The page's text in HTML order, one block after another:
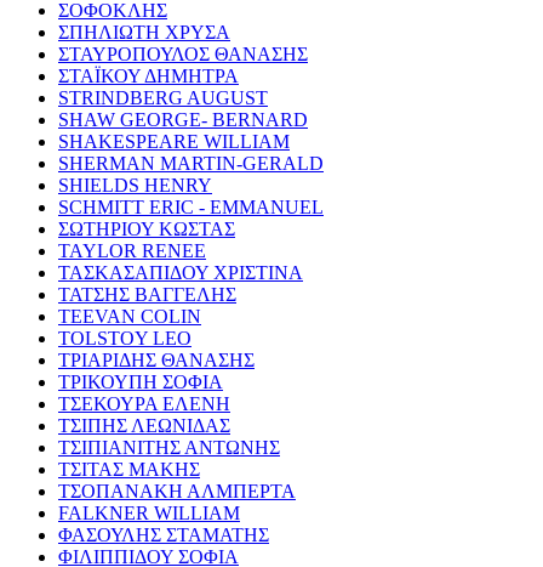
ΣΟΦΟΚΛΗΣ
ΣΠΗΛΙΩΤΗ ΧΡΥΣΑ
ΣΤΑΥΡΟΠΟΥΛΟΣ ΘΑΝΑΣΗΣ
ΣΤΑΪΚΟΥ ΔΗΜΗΤΡΑ
STRINDBERG AUGUST
SHAW GEORGE- BERNARD
SHAKESPEARE WILLIAM
SHERMAN MARTIN-GERALD
SHIELDS HENRY
SCHMITT ERIC - EMMANUEL
ΣΩΤΗΡΙΟΥ ΚΩΣΤΑΣ
TAYLOR RENEE
ΤΑΣΚΑΣΑΠΙΔΟΥ ΧΡΙΣΤΙΝΑ
ΤΑΤΣΗΣ ΒΑΓΓΕΛΗΣ
TEEVAN COLIN
TOLSTOY LEO
ΤΡΙΑΡΙΔΗΣ ΘΑΝΑΣΗΣ
ΤΡΙΚΟΥΠΗ ΣΟΦΙΑ
ΤΣΕΚΟΥΡΑ ΕΛΕΝΗ
ΤΣΙΠΗΣ ΛΕΩΝΙΔΑΣ
ΤΣΙΠΙΑΝΙΤΗΣ ΑΝΤΩΝΗΣ
ΤΣΙΤΑΣ ΜΑΚΗΣ
ΤΣΟΠΑΝΑΚΗ ΑΛΜΠΕΡΤΑ
FALKNER WILLIAM
ΦΑΣΟΥΛΗΣ ΣΤΑΜΑΤΗΣ
ΦΙΛΙΠΠΙΔΟΥ ΣΟΦΙΑ